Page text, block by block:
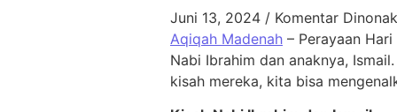
Juni 13, 2024 / Komentar
Aqiqah Madenah – Perayaan
Nabi Ibrahim dan anaknya,
kisah mereka, kita bisa